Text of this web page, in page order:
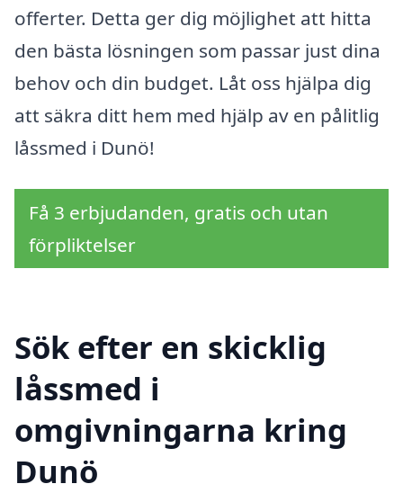
offerter. Detta ger dig möjlighet att hitta
den bästa lösningen som passar just dina
behov och din budget. Låt oss hjälpa dig
att säkra ditt hem med hjälp av en pålitlig
låssmed i Dunö!
Få 3 erbjudanden, gratis och utan
förpliktelser
Sök efter en skicklig
låssmed i
omgivningarna kring
Dunö